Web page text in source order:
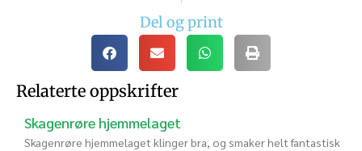
Del og print
Relaterte oppskrifter
Skagenrøre hjemmelaget
Skagenrøre hjemmelaget klinger bra, og smaker helt fantastisk